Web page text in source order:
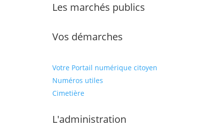
Les marchés publics
Vos démarches
Votre Portail numérique citoyen
Numéros utiles
Cimetière
L'administration